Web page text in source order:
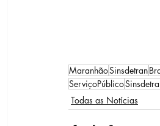
MaranhãoSinsdetran
ServiçoPúblico
Todas as Notícias